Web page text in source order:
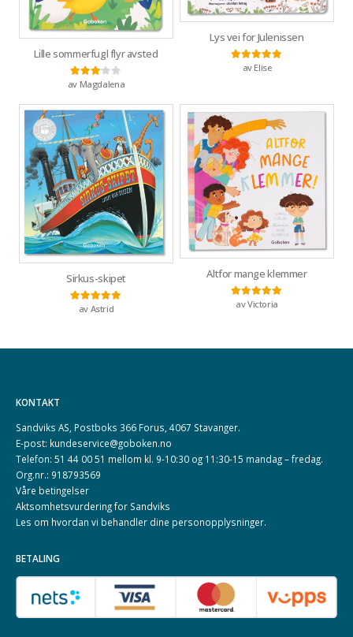
Lille sommerfugl flyr avsted
Vurdert3av 5
av Magdalena
Lys vei for Julenissen
Vurdert5
av Elise
Sirkus-skipet
Vurdert5
av Astrid
Altfor mange klemmer
Vurdert5av 5
av Victoria
KONTAKT
Sandviks AS, Postboks 366 Forus, 4067 Stavanger.
E-post: kundeservice@goboken.no
Telefon: 51 44 00 51 mellom kl. 9-10:30 og 11:30-15 mandag – fredag.
Org.nr.: 918793569
Våre betingelser
Aktsomhetsvurdering for Sandviks
Les om hvordan vi behandler dine personopplysninger.
BETALING